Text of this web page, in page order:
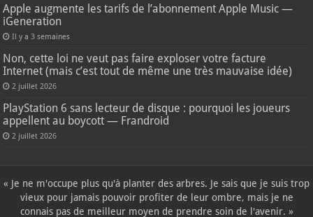
Apple augmente les tarifs de l’abonnement Apple Music —
iGeneration
Il y a 3 semaines
Non, cette loi ne veut pas faire exploser votre facture
Internet (mais c’est tout de même une très mauvaise idée)
2 juillet 2026
PlayStation 6 sans lecteur de disque : pourquoi les joueurs
appellent au boycott — Frandroid
2 juillet 2026
« Je ne m'occupe plus qu'à planter des arbres. Je sais que je suis trop
vieux pour jamais pouvoir profiter de leur ombre, mais je ne
connais pas de meilleur moyen de prendre soin de l'avenir. »